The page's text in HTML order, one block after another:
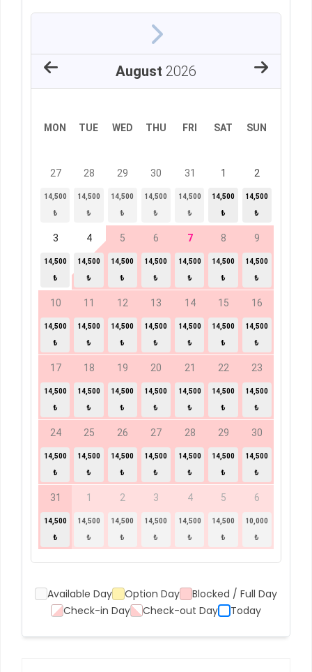
August 2026
MON TUE WED THU FRI SAT SUN
27
14,500
₺
28
14,500
₺
29
14,500
₺
30
14,500
₺
31
14,500
₺
1
14,500
₺
2
14,500
₺
3
14,500
₺
4
14,500
₺
5
14,500
₺
6
14,500
₺
7
14,500
₺
8
14,500
₺
9
14,500
₺
10
14,500
₺
11
14,500
₺
12
14,500
₺
13
14,500
₺
14
14,500
₺
15
14,500
₺
16
14,500
₺
17
14,500
₺
18
14,500
₺
19
14,500
₺
20
14,500
₺
21
14,500
₺
22
14,500
₺
23
14,500
₺
24
14,500
₺
25
14,500
₺
26
14,500
₺
27
14,500
₺
28
14,500
₺
29
14,500
₺
30
14,500
₺
31
14,500
₺
1
14,500
₺
2
14,500
₺
3
14,500
₺
4
14,500
₺
5
14,500
₺
6
10,000
₺
Available Day Option Day
Blocked / Full Day
Check-in Day
Check-out Day Today